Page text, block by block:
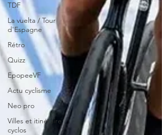
TDF
La vuelta / Tour
d'Espagne
Rétro
Quizz
EpopeeVF
Actu cyclisme
Neo pro
Villes et itinéraire
cyclos